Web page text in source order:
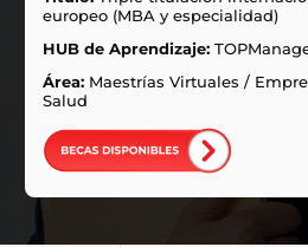
Nosotros
Frecuentes
europeo (MBA y especialidad)
HUB de Aprendizaje:
Área: Maestrías Virtuales /
Salud